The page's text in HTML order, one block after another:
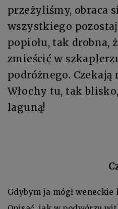
przeżyliśmy, obraca
wszystkiego
popiołu, tak drobna,
zmieścić w
podróżnego. Czekają
Włochy tu, tak
laguną!
Gdybym ja mógł weneckie